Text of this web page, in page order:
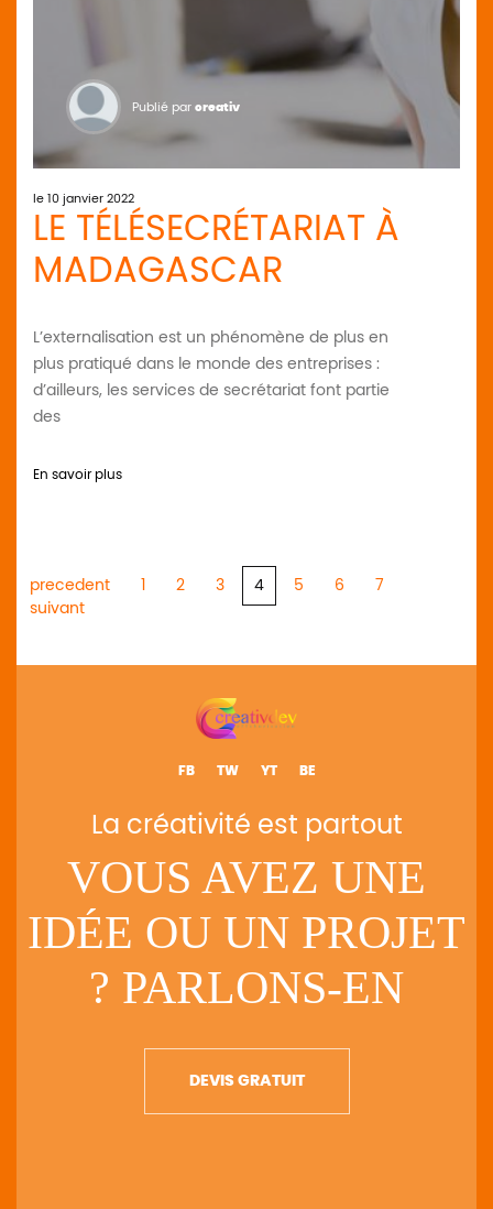
Publié par creativ
le 10 janvier 2022
LE TÉLÉSECRÉTARIAT À
MADAGASCAR
L’externalisation est un phénomène de plus en
plus pratiqué dans le monde des entreprises :
d’ailleurs, les services de secrétariat font partie
des
En savoir plus
Pagination
precedent 2 3 4 5 6
7
suivant
FB TW YT BE
La créativité est partout
VOUS AVEZ UNE
IDÉE OU UN PROJET
? PARLONS-EN
DEVIS GRATUIT